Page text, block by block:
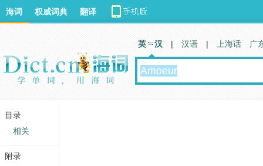
海词 权威词典 翻译
英 汉 | 汉语 | 上海话 广
目录
相关
附录